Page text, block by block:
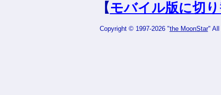
【モバイル版に切
Copyright © 1997-2026 "the MoonStar" All